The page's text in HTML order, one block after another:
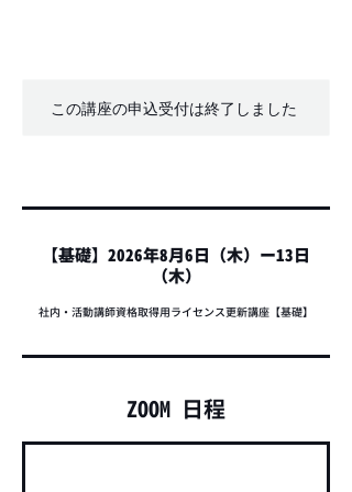
この講座の申込受付は終了しました
【基礎】2026年8月6日（木）ー13日
（木）
社内・活動講師資格取得用ライセンス更新講座【基礎】
ZOOM 日程